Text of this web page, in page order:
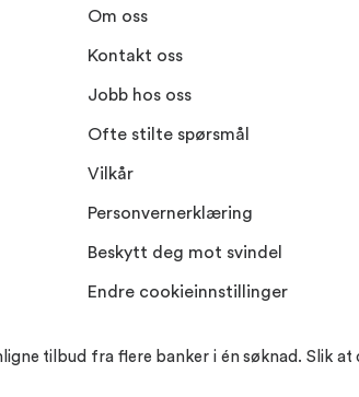
Om oss
Kontakt oss
Jobb hos oss
Ofte stilte spørsmål
Vilkår
Personvern​erklæring
Beskytt deg mot svindel
Endre cookieinnstillinger
tilbud fra flere banker i én søknad. Slik